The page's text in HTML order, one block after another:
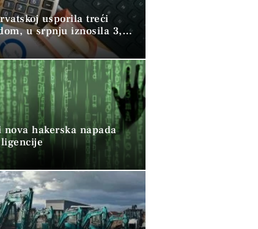
usporila treći
u srpnju iznosila 3,9
hakerska napada